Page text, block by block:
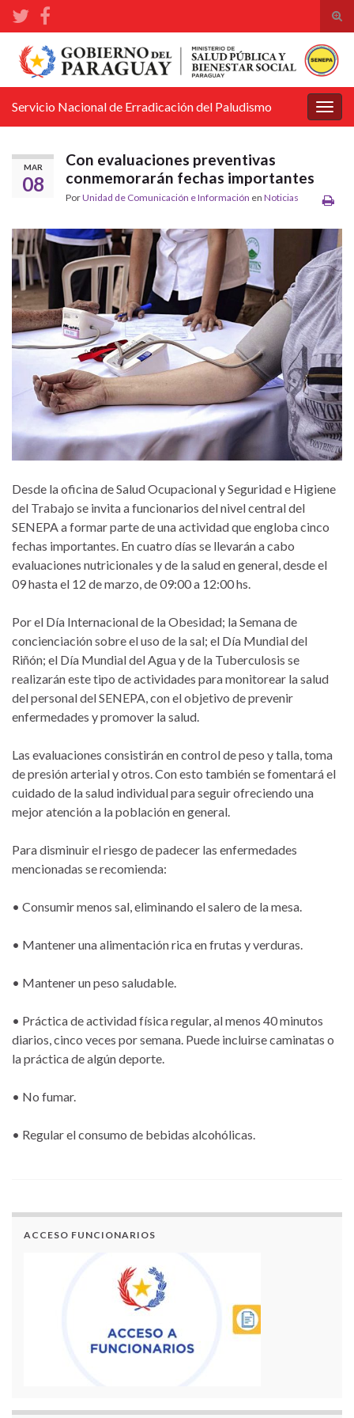
el
de
Search for:
la
Servicio Nacional de Erradicación del Paludismo
MAR
08
Con evaluaciones preventivas
conmemorarán fechas importantes
PorUnidad de Comunicación e Información en Noticias
Desde la oficina de Salud Ocupacional y Seguridad e Higiene
del Trabajo se invita a funcionarios del nivel central del
SENEPA a formar parte de una actividad que engloba cinco
fechas importantes. En cuatro días se llevarán a cabo
evaluaciones nutricionales y de la salud en general, desde el
09 hasta el 12 de marzo, de 09:00 a 12:00 hs.
Por el Día Internacional de la Obesidad; la Semana de
concienciación sobre el uso de la sal; el Día Mundial del
Riñón; el Día Mundial del Agua y de la Tuberculosis se
realizarán este tipo de actividades para monitorear la salud
del personal del SENEPA, con el objetivo de prevenir
enfermedades y promover la salud.
Las evaluaciones consistirán en control de peso y talla, toma
de presión arterial y otros. Con esto también se fomentará el
cuidado de la salud individual para seguir ofreciendo una
mejor atención a la población en general.
Para disminuir el riesgo de padecer las enfermedades
mencionadas se recomienda:
• Consumir menos sal, eliminando el salero de la mesa.
• Mantener una alimentación rica en frutas y verduras.
• Mantener un peso saludable.
• Práctica de actividad física regular, al menos 40 minutos
diarios, cinco veces por semana. Puede incluirse caminatas o
la práctica de algún deporte.
• No fumar.
• Regular el consumo de bebidas alcohólicas.
ACCESO FUNCIONARIOS